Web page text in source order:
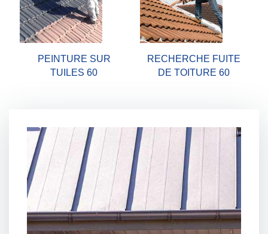
PEINTURE SUR
TUILES 60
RECHERCHE FUITE
DE TOITURE 60